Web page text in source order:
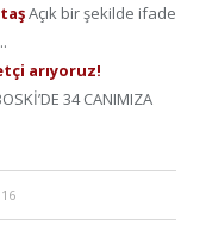
Açık bir şekilde ifade
arıyoruz!
34 CANIMIZA